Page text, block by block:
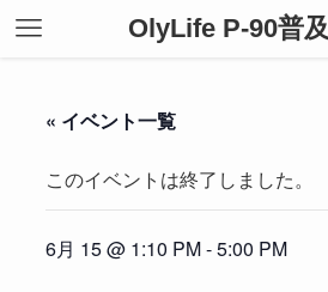
OlyLife P-90普
« イベント一覧
このイベントは終了しました。
6月 15 @ 1:10 PM-5:00 PM